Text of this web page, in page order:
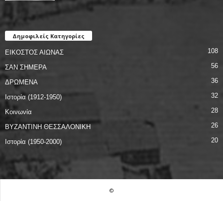
Δημοφιλείς Κατηγορίες
ΕΙΚΟΣΤΟΣ ΑΙΩΝΑΣ 108
ΣΑΝ ΣΗΜΕΡΑ 56
ΔΡΩΜΕΝΑ 36
Ιστορία (1912-1950) 32
Κοινωνία 28
ΒΥΖΑΝΤΙΝΗ ΘΕΣΣΑΛΟΝΙΚΗ 26
Ιστορία (1950-2000) 20
©